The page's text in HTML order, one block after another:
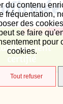
du contenu
fréquentation,
des
se faire
pour
cookies.
Tout refuser